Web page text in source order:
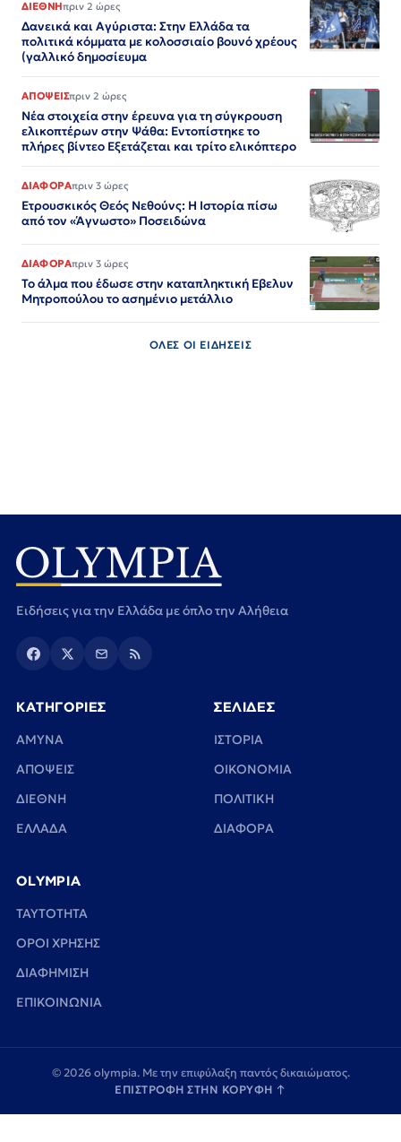
ΔΙΕΘΝΗπριν 2 ώρες
Δανεικά και Αγύριστα: Στην Ελλάδα τα
πολιτικά κόμματα με κολοσσιαίο βουνό χρέους
(γαλλικό δημοσίευμα
ΑΠΟΨΕΙΣπριν 2 ώρες
Νέα στοιχεία στην έρευνα για τη σύγκρουση
ελικοπτέρων στην Ψάθα: Εντοπίστηκε το
πλήρες βίντεο Εξετάζεται και τρίτο ελικόπτερο​​​​​​​​​​​​​​​​​​​​​​​​​​​​​​​​​​​​​​​​​​​​​​​​​​
ΔΙΑΦΟΡΑπριν 3 ώρες
Ετρουσκικός Θεός Νεθούνς: Η Ιστορία πίσω
από τον «Άγνωστο» Ποσειδώνα
ΔΙΑΦΟΡΑπριν 3 ώρες
Το άλμα που έδωσε στην καταπληκτική Εβελυν
Μητροπούλου το ασημένιο μετάλλιο
ΟΛΕΣ ΟΙ ΕΙΔΗΣΕΙΣ
Ειδήσεις για την Ελλάδα με όπλο την Αλήθεια
ΚΑΤΗΓΟΡΙΕΣ
ΑΜΥΝΑ
ΑΠΟΨΕΙΣ
ΔΙΕΘΝΗ
ΕΛΛΑΔΑ
ΣΕΛΙΔΕΣ
ΙΣΤΟΡΙΑ
ΟΙΚΟΝΟΜΙΑ
ΠΟΛΙΤΙΚΗ
ΔΙΑΦΟΡΑ
OLYMPIA
TAYTOTHTA
ΟΡΟΙ ΧΡΗΣΗΣ
ΔΙΑΦΗΜΙΣΗ
ΕΠΙΚΟΙΝΩΝΙΑ
© 2026 olympia. Με την επιφύλαξη παντός δικαιώματος.
ΕΠΙΣΤΡΟΦΗ ΣΤΗΝ ΚΟΡΥΦΗ ↑